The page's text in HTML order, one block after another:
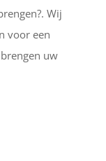
Wij
voor een
uw